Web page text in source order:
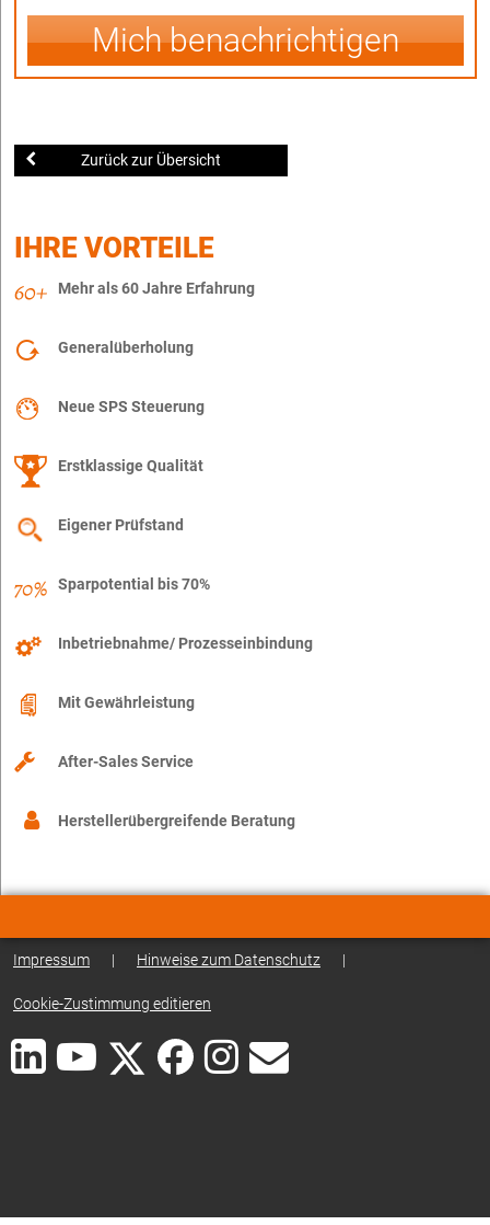
Mich benachrichtigen
Zurück zur Übersicht
IHRE VORTEILE
Mehr als 60 Jahre Erfahrung
Generalüberholung
Neue SPS Steuerung
Erstklassige Qualität
Eigener Prüfstand
Sparpotential bis 70%
Inbetriebnahme/ Prozesseinbindung
Mit Gewährleistung
After-Sales Service
Herstellerübergreifende Beratung
Impressum | Hinweise zum Datenschutz |
Cookie-Zustimmung editieren